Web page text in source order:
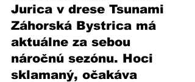
Jurica v drese Tsunami
Záhorská Bystrica má
aktuálne za sebou
náročnú sezónu. Hoci
sklamaný, očakáva